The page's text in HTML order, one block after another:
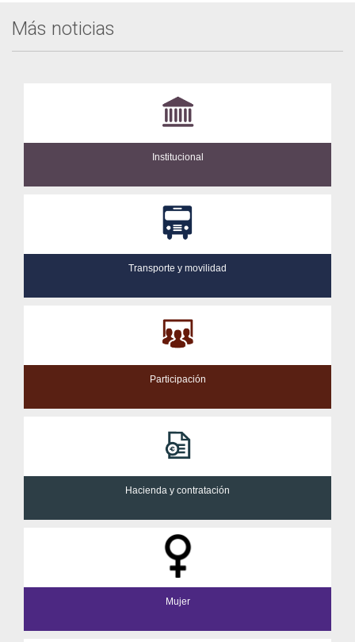
Más noticias
Institucional
Transporte y movilidad
Participación
Hacienda y contratación
Mujer